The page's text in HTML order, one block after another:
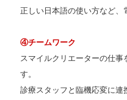
正しい日本語の使い方など、
④チームワーク
スマイルクリエーターの仕
す。
診療スタッフと臨機応変に